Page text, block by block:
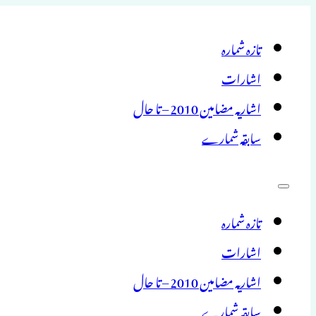
تازہ شمارہ
اشارات
اشاریہ مضامین 2010 – تا حال
سابقہ شمارے
تازہ شمارہ
اشارات
اشاریہ مضامین 2010 – تا حال
سابقہ شمارے